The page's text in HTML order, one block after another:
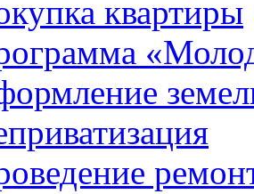
квартиры